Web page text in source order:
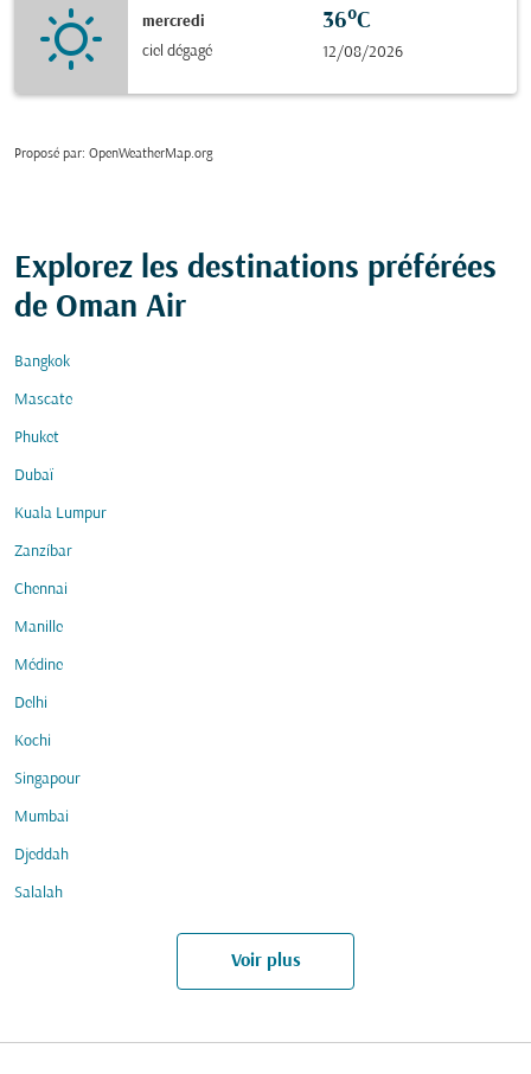
mercredi
ciel dégagé
36°C
12/08/2026
Proposé par: OpenWeatherMap.org
Explorez les destinations préférées
de Oman Air
Bangkok
Mascate
Phuket
Dubaï
Kuala Lumpur
Zanzíbar
Chennai
Manille
Médine
Delhi
Kochi
Singapour
Mumbai
Djeddah
Salalah
Voir plus